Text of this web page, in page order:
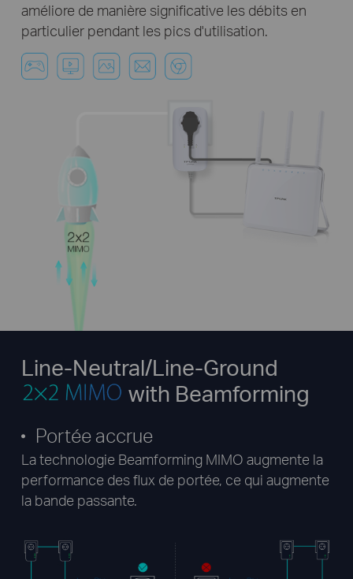
améliore de manière significative les débits en
particulier pendant les pics d'utilisation.
Line-Neutral/Line-Ground
with Beamforming
Portée accrue
La technologie Beamforming MIMO augmente la
performance des flux de portée, ce qui augmente
la bande passante.